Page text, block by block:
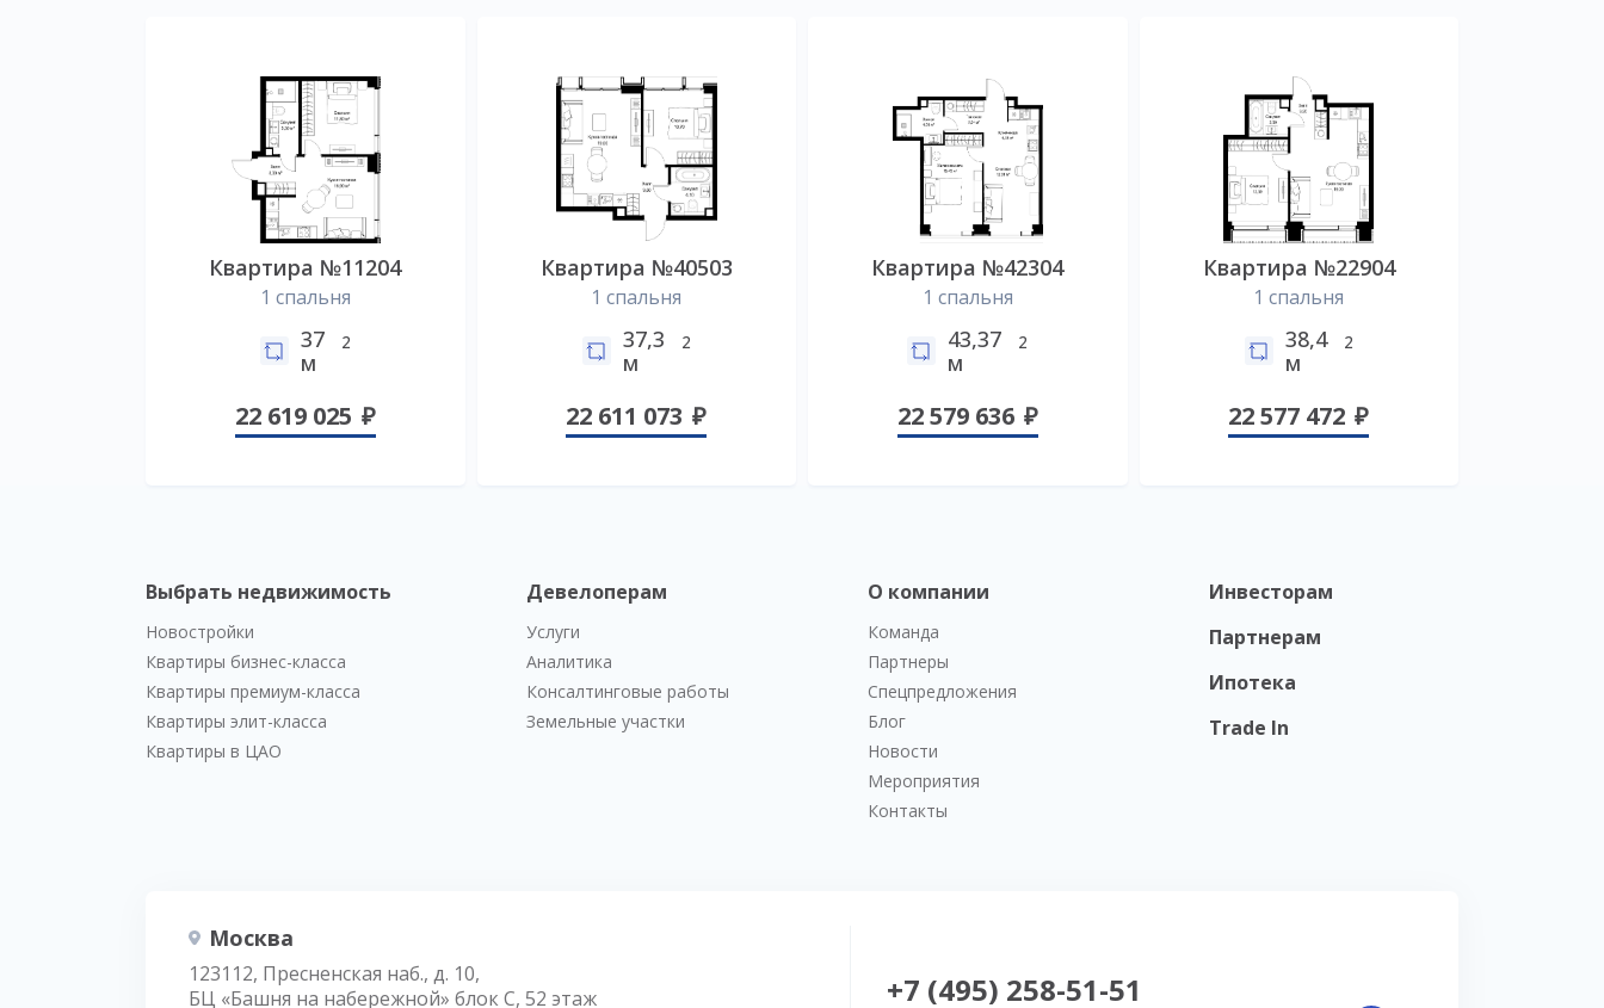
Квартира №11204
1 спальня
37
м
2
22 619 025
Квартира №40503
1 спальня
37,3
м
2
22 611 073
Квартира №42304
1 спальня
43,37
м
2
22 579 636
Квартира №22904
1 спальня
38,4
м
2
22 577 472
Выбрать недвижимость
Новостройки
Квартиры бизнес-класса
Квартиры премиум-класса
Квартиры элит-класса
Квартиры в ЦАО
Девелоперам
Услуги
Аналитика
Консалтинговые работы
Земельные участки
О компании
Команда
Партнеры
Спецпредложения
Блог
Новости
Мероприятия
Контакты
Инвесторам
Партнерам
Ипотека
Trade In
Москва
123112, Пресненская наб., д. 10,
БЦ «Башня на набережной» блок С, 52 этаж
+7 (495) 258-51-51